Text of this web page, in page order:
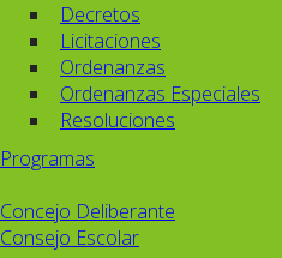
Decretos
Licitaciones
Ordenanzas
Ordenanzas Especiales
Resoluciones
Programas
Concejo Deliberante
Consejo Escolar